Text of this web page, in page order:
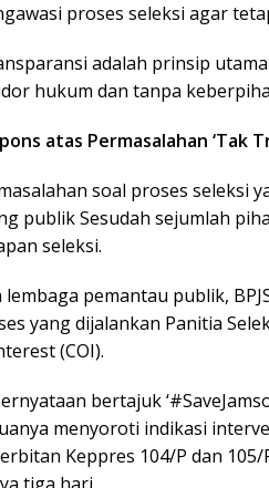
proses seleksi agar
adalah prinsip
hukum dan tanpa
atas Permasalahan ‘Tak
soal proses seleksi
publik Sesudah sejumlah
seleksi.
lembaga pemantau publik,
yang dijalankan Panitia
(COI).
bertajuk
menyoroti indikasi
Keppres 104/P dan